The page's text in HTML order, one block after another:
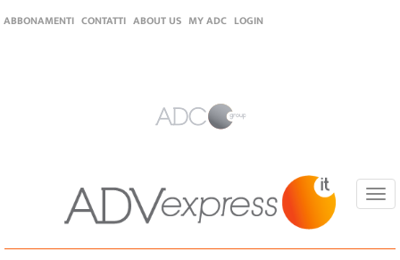
ABBONAMENTI CONTATTI ABOUT US MY ADC LOGIN